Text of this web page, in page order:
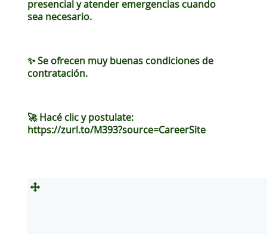
presencial y atender emergencias cuando
sea necesario.
✨ Se ofrecen muy buenas condiciones de
contratación.
🚀 Hacé clic y postulate:
https://zurl.to/M393?source=CareerSite